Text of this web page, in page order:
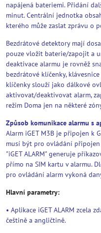
napájená bateriemi. Přidání
minut. Centrální jednotka
kterého může zaslat zprávu o
Bezdrátové detektory mají
pouze vložit baterie/zapojit a
deaktivace alarmu je rovněž
bezdrátové klíčenky,
klíčenky slouží jako dálkové
aktivovat/deaktivovat alarm,
režim Doma jen na některé
Způsob komunikace alarmu s
Alarm iGET M3B je připojen k
musí být pro ovládání připojen
"iGET ALARM" generuje
přímo na SIM kartu v alarmu.
pro ovládání alarm vykoná
Hlavní parametry:
• Aplikace iGET ALARM zcela
češtině a angličtině.